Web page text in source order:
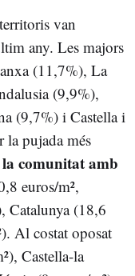
van
any. Les majors
(11,7%), La
(9,9%),
(9,7%) i Castella i
la pujada més
comunitat amb
euros/m²,
Catalunya (18,6
Al costat oposat
Castella-la